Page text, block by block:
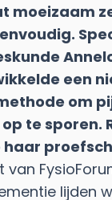
moeizaam
een
om
te sporen.
van
lijden